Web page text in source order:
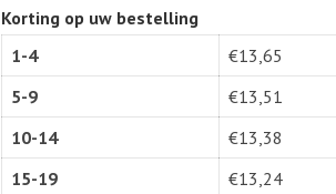
Korting op uw bestelling
1-4
€13,65
5-9
€13,51
10-14
€13,38
15-19
€13,24